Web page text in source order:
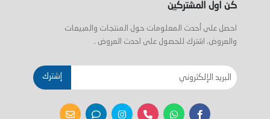
كن اول المشتركين
احصل على أحدث المعلومات حول المنتجات والمبيعات
والعروض. اشترك للحصول على احدث العروض .
إشترك